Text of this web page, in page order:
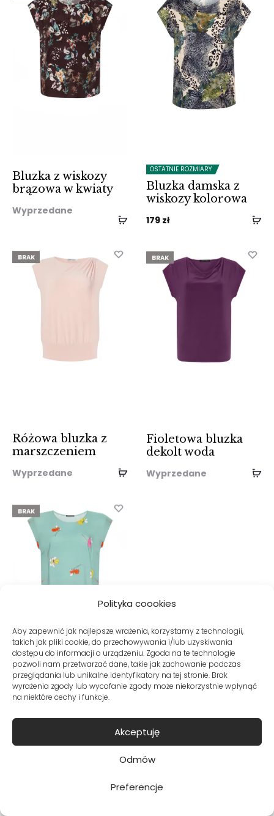
Polityka coookies
Aby zapewnić jak najlepsze wrażenia, korzystamy z technologii,
takich jak pliki cookie, do przechowywania i/lub uzyskiwania
dostępu do informacji o urządzeniu. Zgoda na te technologie
pozwoli nam przetwarzać dane, takie jak zachowanie podczas
przeglądania lub unikalne identyfikatory na tej stronie. Brak
wyrażenia zgody lub wycofanie zgody może niekorzystnie wpłynąć
na niektóre cechy i funkcje.
Akceptuję
Odmów
Preferencje
Bluzka z wiskozy
brązowa w kwiaty
Wyprzedane
OSTATNIE ROZMIARY
Bluzka damska z
wiskozy kolorowa
179 zł
BRAK
Różowa bluzka z
marszczeniem
Wyprzedane
BRAK
Fioletowa bluzka
dekolt woda
Wyprzedane
BRAK
Miętowa bluzka z
wiskozy w kwiaty